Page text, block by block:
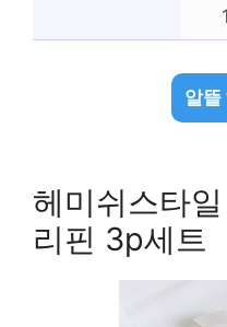
알뜰
헤미쉬스타
리핀 3p세트